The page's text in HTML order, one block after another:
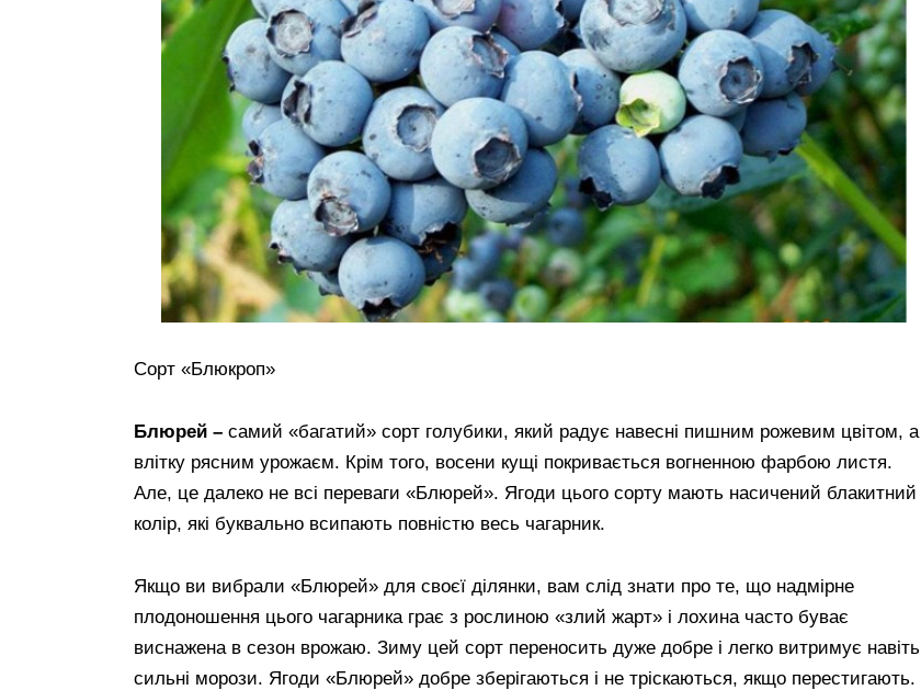
Сорт «Блюкроп»
Блюрей – самий «багатий» сорт голубики, який радує навесні пишним рожевим цвітом, а
влітку рясним урожаєм. Крім того, восени кущі покривається вогненною фарбою листя.
Але, це далеко не всі переваги «Блюрей». Ягоди цього сорту мають насичений блакитний
колір, які буквально всипають повністю весь чагарник.
Якщо ви вибрали «Блюрей» для своєї ділянки, вам слід знати про те, що надмірне
плодоношення цього чагарника грає з рослиною «злий жарт» і лохина часто буває
виснажена в сезон врожаю. Зиму цей сорт переносить дуже добре і легко витримує навіть
сильні морози. Ягоди «Блюрей» добре зберігаються і не тріскаються, якщо перестигають.